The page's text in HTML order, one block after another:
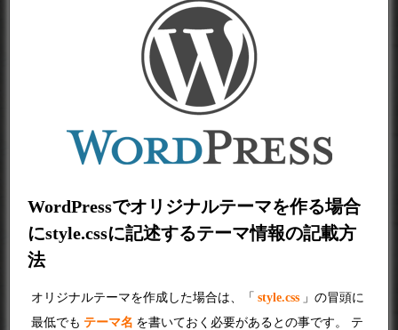
WordPressでオリジナルテーマを作る場合
にstyle.cssに記述するテーマ情報の記載方
法
オリジナルテーマを作成した場合は、「 style.css 」の冒頭に
最低でも テーマ名 を書いておく必要があるとの事です。 テ